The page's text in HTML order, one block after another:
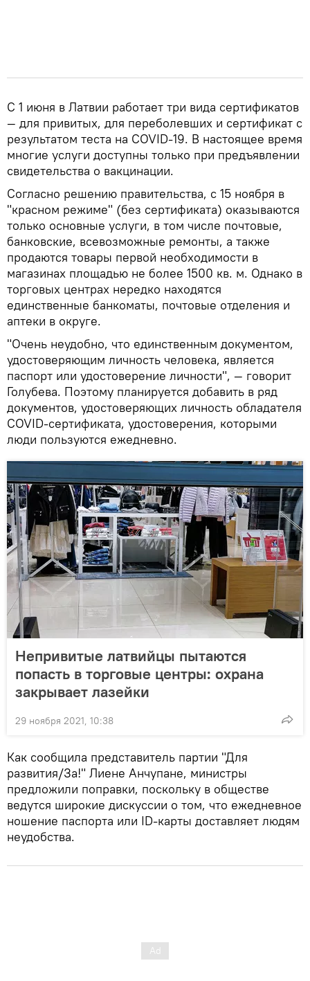
С 1 июня в Латвии работает три вида сертификатов
— для привитых, для переболевших и сертификат с
результатом теста на COVID-19. В настоящее время
многие услуги доступны только при предъявлении
свидетельства о вакцинации.
Согласно решению правительства, с 15 ноября в
"красном режиме" (без сертификата) оказываются
только основные услуги, в том числе почтовые,
банковские, всевозможные ремонты, а также
продаются товары первой необходимости в
магазинах площадью не более 1500 кв. м. Однако в
торговых центрах нередко находятся
единственные банкоматы, почтовые отделения и
аптеки в округе.
"Очень неудобно, что единственным документом,
удостоверяющим личность человека, является
паспорт или удостоверение личности", — говорит
Голубева. Поэтому планируется добавить в ряд
документов, удостоверяющих личность обладателя
COVID-сертификата, удостоверения, которыми
люди пользуются ежедневно.
Непривитые латвийцы пытаются
попасть в торговые центры: охрана
закрывает лазейки
29 ноября 2021, 10:38
Как сообщила представитель партии "Для
развития/За!" Лиене Анчупане, министры
предложили поправки, поскольку в обществе
ведутся широкие дискуссии о том, что ежедневное
ношение паспорта или ID-карты доставляет людям
неудобства.